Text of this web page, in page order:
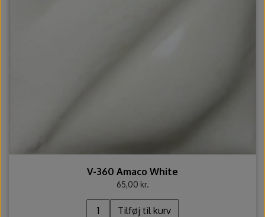
V-360 Amaco White
65,00 kr.
Tilføj til kurv